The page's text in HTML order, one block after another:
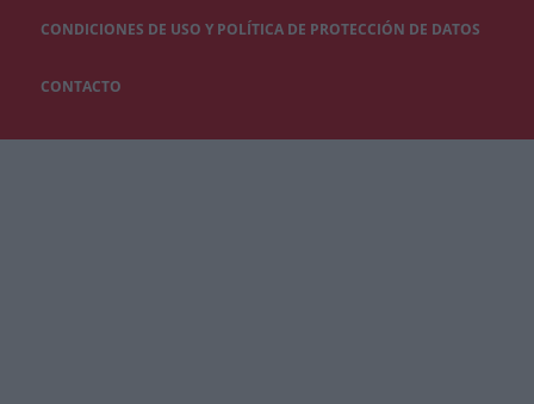
CONDICIONES DE USO Y POLÍTICA DE PROTECCIÓN DE DATOS
CONTACTO